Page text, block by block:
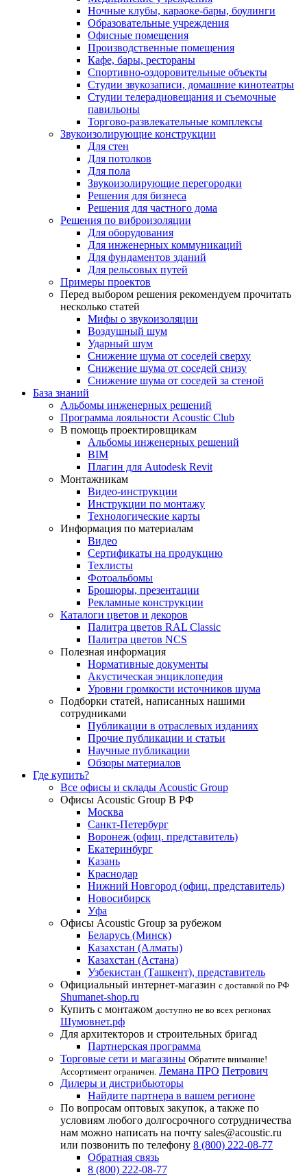
Ночные клубы, караоке-бары, боулинги
Образовательные учреждения
Офисные помещения
Производственные помещения
Кафе, бары, рестораны
Спортивно-оздоровительные объекты
Студии звукозаписи, домашние кинотеатры
Студии телерадиовещания и съемочные
павильоны
Торгово-развлекательные комплексы
Звукоизолирующие конструкции
Для стен
Для потолков
Для пола
Звукоизолирующие перегородки
Решения для бизнеса
Решения для частного дома
Решения по виброизоляции
Для оборудования
Для инженерных коммуникаций
Для фундаментов зданий
Для рельсовых путей
Примеры проектов
Перед выбором решения рекомендуем прочитать
несколько статей
Мифы о звукоизоляции
Воздушный шум
Ударный шум
Снижение шума от соседей сверху
Снижение шума от соседей снизу
Снижение шума от соседей за стеной
База знаний
Альбомы инженерных решений
Программа лояльности Acoustic Club
В помощь проектировщикам
Альбомы инженерных решений
BIM
Плагин для Autodesk Revit
Монтажникам
Видео-инструкции
Инструкции по монтажу
Технологические карты
Информация по материалам
Видео
Сертификаты на продукцию
Техлисты
Фотоальбомы
Брошюры, презентации
Рекламные конструкции
Каталоги цветов и декоров
Палитра цветов RAL Сlassic
Палитра цветов NCS
Полезная информация
Нормативные документы
Акустическая энциклопедия
Уровни громкости источников шума
Подборки статей, написанных нашими
сотрудниками
Публикации в отраслевых изданиях
Прочие публикации и статьи
Научные публикации
Обзоры материалов
Где купить?
Все офисы и склады Acoustic Group
Офисы Acoustic Group В РФ
Москва
Санкт-Петербург
Воронеж (офиц. представитель)
Екатеринбург
Казань
Краснодар
Нижний Новгород (офиц. представитель)
Новосибирск
Уфа
Офисы Acoustic Group за рубежом
Беларусь (Минск)
Казахстан (Алматы)
Казахстан (Астана)
Узбекистан (Ташкент), представитель
Официальный интернет-магазин с доставкой по РФ
Shumanet-shop.ru
Купить с монтажом доступно не во всех регионах
Шумовнет.рф
Для архитекторов и строительных бригад
Партнерская программа
Торговые сети и магазины Обратите внимание!
Ассортимент ограничен. Лемана ПРО Петрович
Дилеры и дистрибьюторы
Найдите партнера в вашем регионе
По вопросам оптовых закупок, а также по
условиям любого долгосрочного сотрудничества
нам можно написать на почту sales@acoustic.ru
или позвонить по телефону 8 (800) 222-08-77
Обратная связь
8 (800) 222-08-77